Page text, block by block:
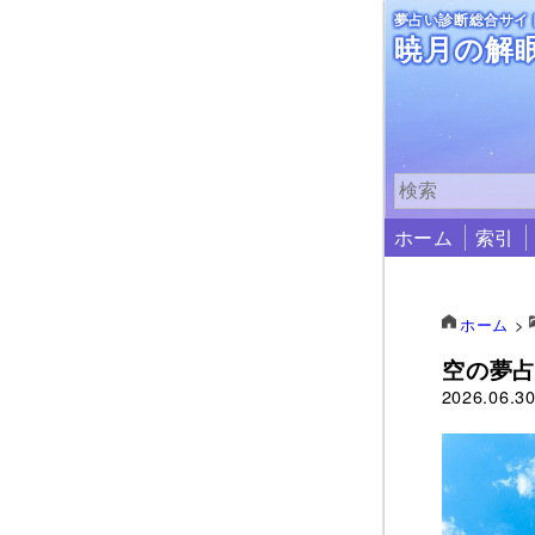
夢占い診断総合サイ
暁月の解
ホーム 索引
ホーム >
空の夢
2026.06.30